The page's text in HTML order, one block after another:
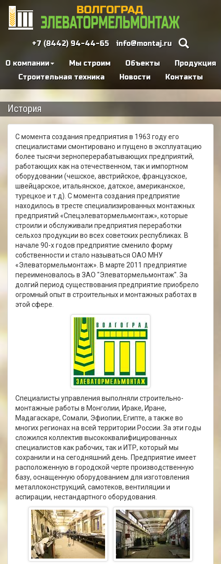
+7 (8442) 94-44-65 info@montaj.ru
О компании Мы строим Объекты
Продукция
Строительная техника
Новости Контакты
История
С момента создания предприятия в 1963 году его
специалистами смонтировано и пущено в эксплуатацию
более тысячи зерноперерабатывающих предприятий,
работающих как на отечественном, так и импортном
оборудовании (чешское, австрийское, французское,
швейцарское, итальянское, датское, американское,
турецкое и т.д). С момента создания предприятие
находилось в тресте специализированных монтажных
предприятий «Спецэлеватормельмонтаж», которые
строили и обслуживали предприятия переработки
сельхоз продукции во всех советских республиках. В
начале 90-х годов предприятие сменило форму
собственности и стало называться ОАО МНУ
«Элеватормельмонтаж». В марте 2011 предприятие
переименовалось в ЗАО "Элеватормельмонтаж". За
долгий период существования предприятие приобрело
огромный опыт в строительных и монтажных работах в
этой сфере.
Специалисты управления выполняли строительно-
монтажные работы в Монголии, Ираке, Иране,
Мадагаскаре, Сомали, Эфиопии, Египте, а также во
многих регионах на всей территории России. За эти годы
сложился коллектив высококвалифицированных
специалистов как рабочих, так и ИТР, который мы
сохранили и на сегодняшний день. Предприятие имеет
расположенную в городской черте производственную
базу, оснащенную оборудованием для изготовления
металлоконструкций, самотеков, вентиляции и
аспирации, нестандартного оборудования.